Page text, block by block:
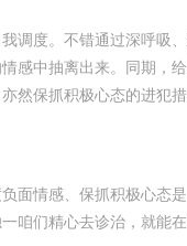
调度。不错通过深呼吸
感中抽离出来。同期，
然保抓积极心态的进犯措
面情感、保抓积极心态
咱们精心去诊治，就能